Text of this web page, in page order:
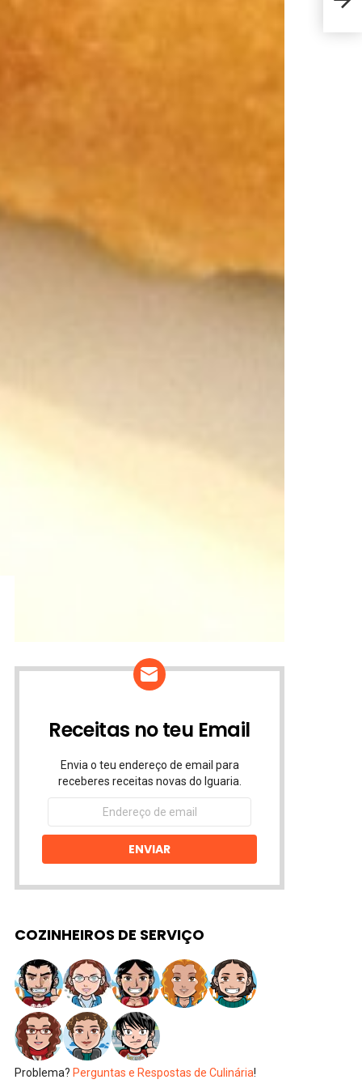
Receitas no teu Email
Envia o teu endereço de email para
receberes receitas novas do Iguaria.
Endereço
email
ENVIAR
COZINHEIROS DE SERVIÇO
Problema? Perguntas e Respostas de Culinária!